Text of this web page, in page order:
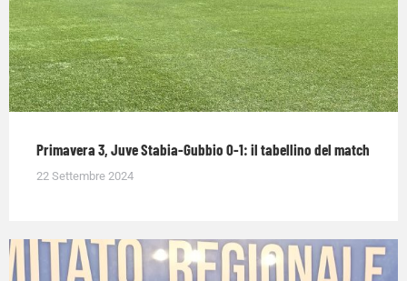
Primavera 3, Juve Stabia-Gubbio 0-1: il tabellino del match
22 Settembre 2024